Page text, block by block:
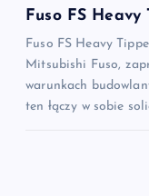
Fuso FS
Fuso FS Heavy
Mitsubishi Fuso,
warunkach
ten łączy w sobie